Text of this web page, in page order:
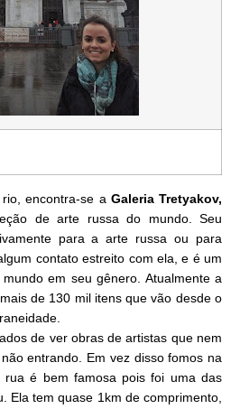
encontra-se a Galeria Tretyakov,
de arte russa do mundo. Seu
para a arte russa ou para
contato estreito com ela, e é um
em seu gênero. Atualmente a
de 130 mil itens que vão desde o
de ver obras de artistas que nem
entrando. Em vez disso fomos na
rua é bem famosa pois foi uma das
Ela tem quase 1km de comprimento,